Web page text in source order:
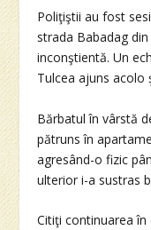
Poliţiştii au fost
strada Babadag
inconştientă. Un
Tulcea ajuns acolo
Bărbatul în vârstă
pătruns în
agresând-o fizic
ulterior i-a sustras
Citiţi continuarea